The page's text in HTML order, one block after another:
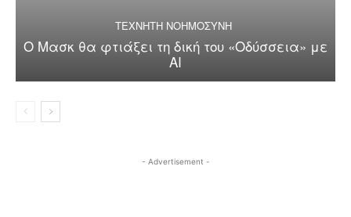
ΤΕΧΝΗΤΗ ΝΟΗΜΟΣΥΝΗ
Ο Μασκ θα φτιάξει τη δική του «Οδύσσεια» με
AI
- Advertisement -